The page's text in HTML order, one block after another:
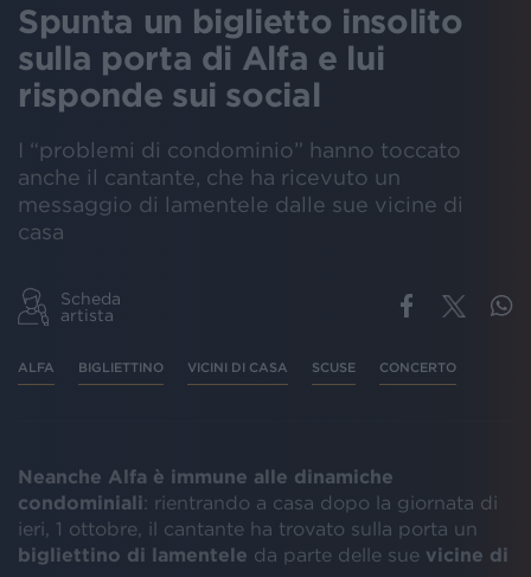
Spunta un biglietto insolito
sulla porta di Alfa e lui
risponde sui social
I “problemi di condominio” hanno toccato
anche il cantante, che ha ricevuto un
messaggio di lamentele dalle sue vicine di
casa
Scheda
artista
ALFA BIGLIETTINO VICINI DI CASA SCUSE CONCERTO
Neanche Alfa è immune alle dinamiche
condominiali: rientrando a casa dopo la giornata di
ieri, 1 ottobre, il cantante ha trovato sulla porta un
bigliettino di lamentele da parte delle sue vicine di